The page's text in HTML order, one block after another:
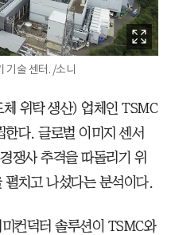
기술 센터. /소니
위탁 생산) 업체인 TSMC
다. 글로벌 이미지 센서
쟁사 추격을 따돌리기 위
치고 나섰다는 분석이다.
컨덕터 솔루션이 TSMC와